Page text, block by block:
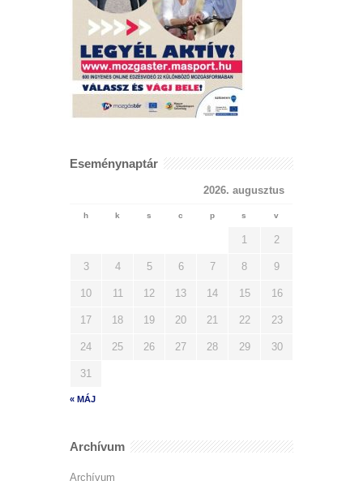
Eseménynaptár
2026. augusztus
h k s c p s v
« MÁJ
1 2
3 4 5 6 7 8 9
10 11 12 13 14 15 16
17 18 19 20 21 22 23
24 25 26 27 28 29 30
31
Archívum
Archívum